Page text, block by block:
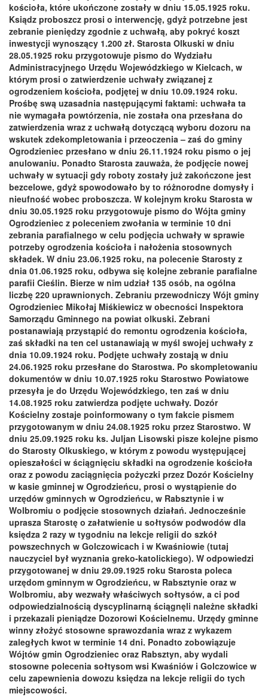
kościoła, które ukończone zostały w dniu 15.05.1925 roku.
Ksiądz proboszcz prosi o interwencję, gdyż potrzebne jest
zebranie pieniędzy zgodnie z uchwałą, aby pokryć koszt
inwestycji wynoszący 1.200 zł. Starosta Olkuski w dniu
28.05.1925 roku przygotowuje pismo do Wydziału
Administracyjnego Urzędu Wojewódzkiego w Kielcach, w
którym prosi o zatwierdzenie uchwały związanej z
ogrodzeniem kościoła, podjętej w dniu 10.09.1924 roku.
Prośbę swą uzasadnia następującymi faktami: uchwała ta
nie wymagała powtórzenia, nie została ona przesłana do
zatwierdzenia wraz z uchwałą dotyczącą wyboru dozoru na
wskutek zdekompletowania i przeoczenia – zaś do gminy
Ogrodzieniec przesłano w dniu 26.11.1924 roku pismo o jej
anulowaniu. Ponadto Starosta zauważa, że podjęcie nowej
uchwały w sytuacji gdy roboty zostały już zakończone jest
bezcelowe, gdyż spowodowało by to różnorodne domysły i
nieufność wobec proboszcza. W kolejnym kroku Starosta w
dniu 30.05.1925 roku przygotowuje pismo do Wójta gminy
Ogrodzieniec z poleceniem zwołania w terminie 10 dni
zebrania parafialnego w celu podjęcia uchwały w sprawie
potrzeby ogrodzenia kościoła i nałożenia stosownych
składek. W dniu 23.06.1925 roku, na polecenie Starosty z
dnia 01.06.1925 roku, odbywa się kolejne zebranie parafialne
parafii Cieślin. Bierze w nim udział 135 osób, na ogólna
liczbę 220 uprawnionych. Zebraniu przewodniczy Wójt gminy
Ogrodzieniec Mikołaj Miśkiewicz w obecności Inspektora
Samorządu Gminnego na powiat olkuski. Zebrani
postanawiają przystąpić do remontu ogrodzenia kościoła,
zaś składki na ten cel ustanawiają w myśl swojej uchwały z
dnia 10.09.1924 roku. Podjęte uchwały zostają w dniu
24.06.1925 roku przesłane do Starostwa. Po skompletowaniu
dokumentów w dniu 10.07.1925 roku Starostwo Powiatowe
przesyła je do Urzędu Wojewódzkiego, ten zaś w dniu
14.08.1925 roku zatwierdza podjęte uchwały. Dozór
Kościelny zostaje poinformowany o tym fakcie pismem
przygotowanym w dniu 24.08.1925 roku przez Starostwo. W
dniu 25.09.1925 roku ks. Juljan Lisowski pisze kolejne pismo
do Starosty Olkuskiego, w którym z powodu występującej
opieszałości w ściągnięciu składki na ogrodzenie kościoła
oraz z powodu zaciągnięcia pożyczki przez Dozór Kościelny
w kasie gminnej w Ogrodzieńcu, prosi o wystąpienie do
urzędów gminnych w Ogrodzieńcu, w Rabsztynie i w
Wolbromiu o podjęcie stosownych działań. Jednocześnie
uprasza Starostę o załatwienie u sołtysów podwodów dla
księdza 2 razy w tygodniu na lekcje religii do szkół
powszechnych w Golczowicach i w Kwaśniowie (tutaj
nauczyciel był wyznania greko-katolickiego). W odpowiedzi
przygotowanej w dniu 29.09.1925 roku Starosta poleca
urzędom gminnym w Ogrodzieńcu, w Rabsztynie oraz w
Wolbromiu, aby wezwały właściwych sołtysów, a ci pod
odpowiedzialnością dyscyplinarną ściągnęli należne składki
i przekazali pieniądze Dozorowi Kościelnemu. Urzędy gminne
winny złożyć stosowne sprawozdania wraz z wykazem
zaległych kwot w terminie 14 dni. Ponadto zobowiązuje
Wójtów gmin Ogrodzieniec oraz Rabsztyn, aby wydali
stosowne polecenia sołtysom wsi Kwaśniów i Golczowice w
celu zapewnienia dowozu księdza na lekcje religii do tych
miejscowości.